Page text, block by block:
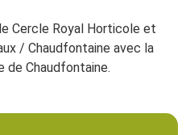
Cercle Royal Horticole et
/ Chaudfontaine avec la
de Chaudfontaine.